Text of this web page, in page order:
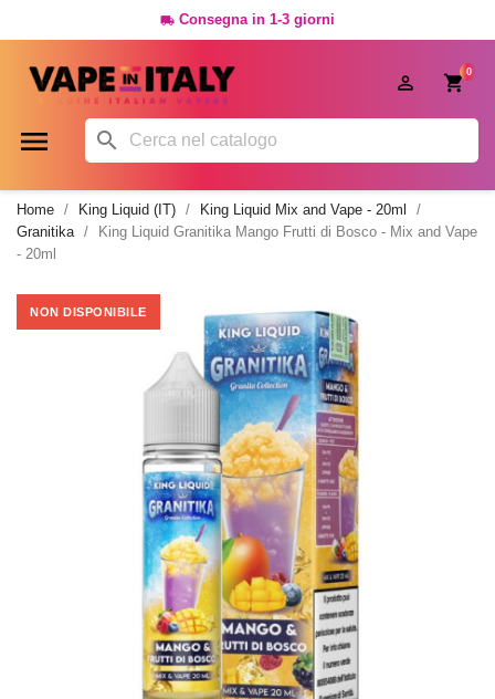
 Consegna in 1-3 giorni
0

 
Home King Liquid (IT)
King Liquid Mix and Vape - 20ml
Granitika
King Liquid Granitika Mango Frutti di Bosco - Mix and Vape
- 20ml
NON DISPONIBILE